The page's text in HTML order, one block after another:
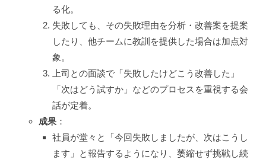
る化。
失敗しても、その失敗理由を分析・改善案を提案
したり、他チームに教訓を提供した場合は加点対
象。
上司との面談で「失敗したけどこう改善した」
「次はどう試すか」などのプロセスを重視する会
話が定着。
成果 ：
社員が堂々と「今回失敗しましたが、次はこうし
ます」と報告するようになり、萎縮せず挑戦し続